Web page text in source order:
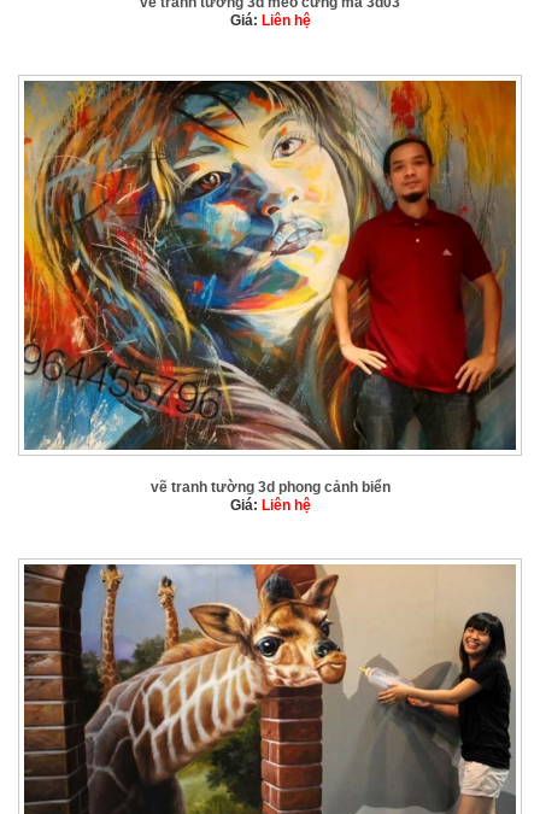
Giá: Liên hệ
vẽ tranh tường 3d phong cảnh biển
Giá: Liên hệ